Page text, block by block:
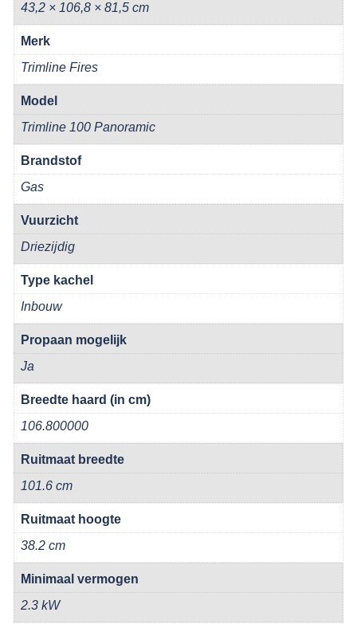
43,2 × 106,8 × 81,5 cm
Merk
Trimline Fires
Model
Trimline 100 Panoramic
Brandstof
Gas
Vuurzicht
Driezijdig
Type kachel
Inbouw
Propaan mogelijk
Ja
Breedte haard (in cm)
106.800000
Ruitmaat breedte
101.6 cm
Ruitmaat hoogte
38.2 cm
Minimaal vermogen
2.3 kW